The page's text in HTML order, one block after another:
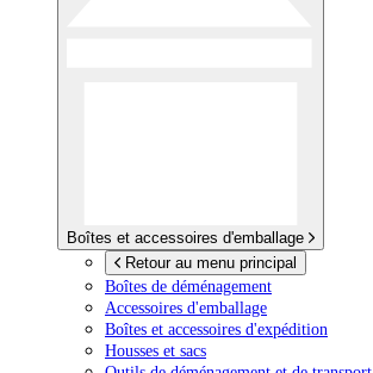
Boîtes et accessoires d'emballage
Retour au menu principal
Boîtes de déménagement
Accessoires d'emballage
Boîtes et accessoires d'expédition
Housses et sacs